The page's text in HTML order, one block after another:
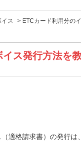
イス > ETCカード利用分の
ス発行方法を
適格請求書）の発行